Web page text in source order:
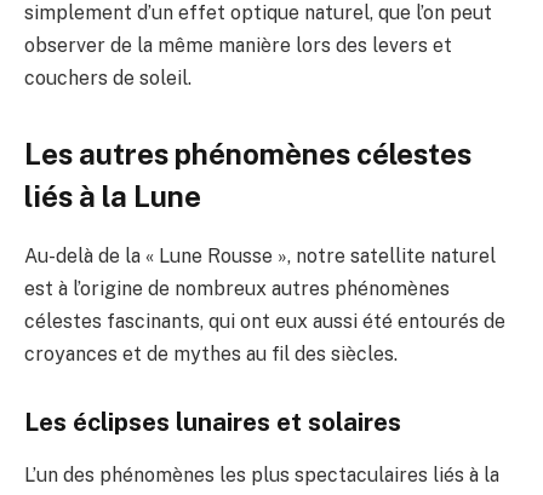
simplement d’un effet optique naturel, que l’on peut
observer de la même manière lors des levers et
couchers de soleil.
Les autres phénomènes célestes
liés à la Lune
Au-delà de la « Lune Rousse », notre satellite naturel
est à l’origine de nombreux autres phénomènes
célestes fascinants, qui ont eux aussi été entourés de
croyances et de mythes au fil des siècles.
Les éclipses lunaires et solaires
L’un des phénomènes les plus spectaculaires liés à la